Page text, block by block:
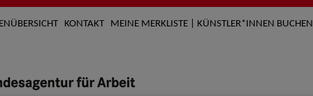
KONTAKT MEINE MERKLISTE | KÜNSTLER*INNEN BUCHEN